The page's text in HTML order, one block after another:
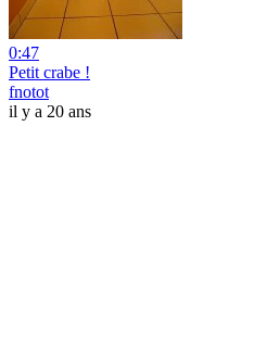
0:47
Petit crabe !
fnotot
il y a 20 ans